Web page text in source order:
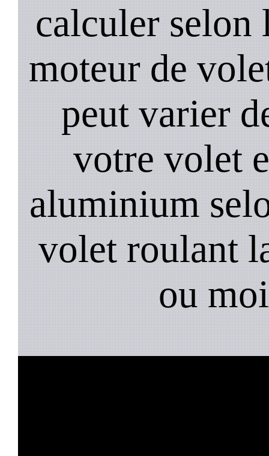
calculer selon
moteur de
peut varier
votre volet
aluminium
volet roulant
ou